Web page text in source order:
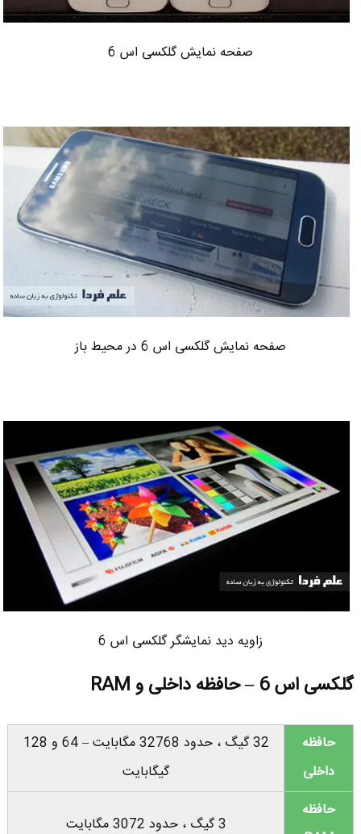
صفحه نمایش گلکسی اس 6
صفحه نمایش گلکسی اس 6 در محیط باز
زاویه دید نمایشگر گلکسی اس 6
گلکسی اس 6 – حافظه داخلی و RAM
حافظه
داخلی
32 گیگ ، حدود 32768 مگابایت – 64 و 128
گیگابایت
حافظه
3 گیگ ، حدود 3072 مگابایت